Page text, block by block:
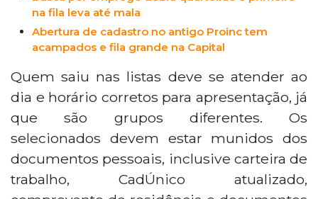
na fila leva até mala
Abertura de cadastro no antigo Proinc tem
acampados e fila grande na Capital
Quem saiu nas listas deve se atender ao
dia e horário corretos para apresentação, já
que são grupos diferentes. Os
selecionados devem estar munidos dos
documentos pessoais, inclusive carteira de
trabalho, CadÚnico atualizado,